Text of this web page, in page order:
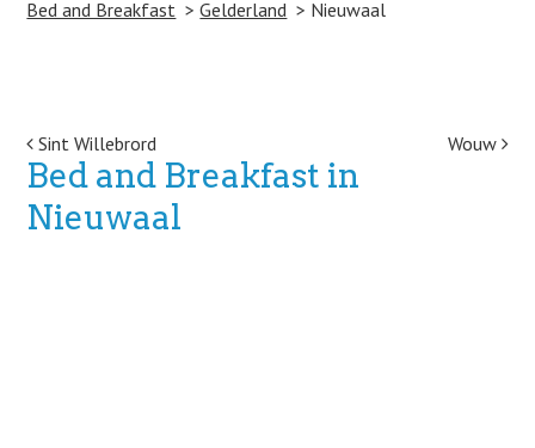
Bed and Breakfast Gelderland Nieuwaal
Post navigation
Sint Willebrord Wouw
Bed and Breakfast in
Nieuwaal